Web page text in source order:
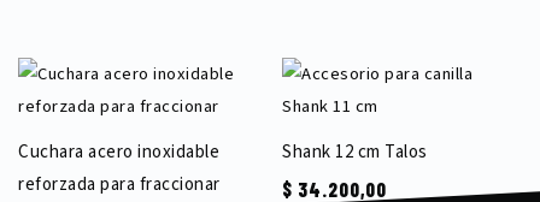
Cuchara acero inoxidable
reforzada para fraccionar
Shank 12 cm Talos
$ 34.200,00